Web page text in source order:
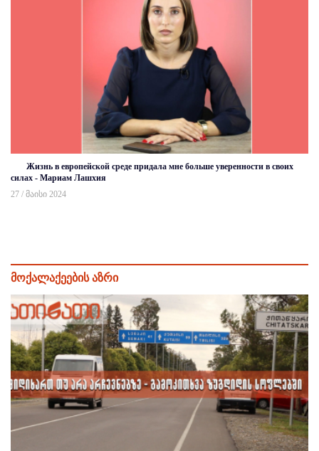
Жизнь в европейской среде придала мне больше уверенности в своих
силах - Мариам Лашхия
27 / მაისი 2024
მოქალაქეების აზრი